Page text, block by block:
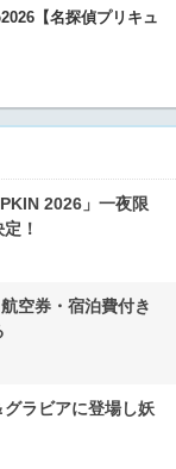
【名探偵プリキュ
2026」一夜限
！
空券・宿泊費付き
ラビアに登場し妖